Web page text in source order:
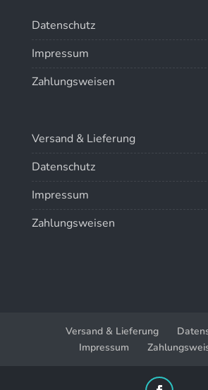
Datenschutz
Impressum
Zahlungsweisen
Versand & Lieferung
Datenschutz
Impressum
Zahlungsweisen
Versand & Lieferung
Impressum